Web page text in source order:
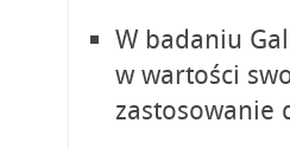
W badaniu
w wartości
zastosowanie